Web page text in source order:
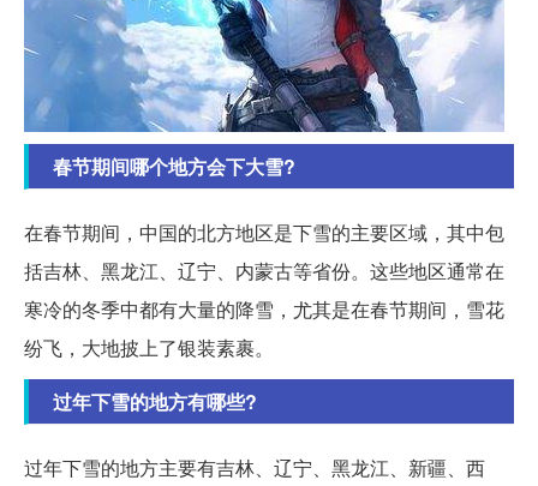
春节期间哪个地方会下大雪?
在春节期间，中国的北方地区是下雪的主要区域，其中包
括吉林、黑龙江、辽宁、内蒙古等省份。这些地区通常在
寒冷的冬季中都有大量的降雪，尤其是在春节期间，雪花
纷飞，大地披上了银装素裹。
过年下雪的地方有哪些?
过年下雪的地方主要有吉林、辽宁、黑龙江、新疆、西